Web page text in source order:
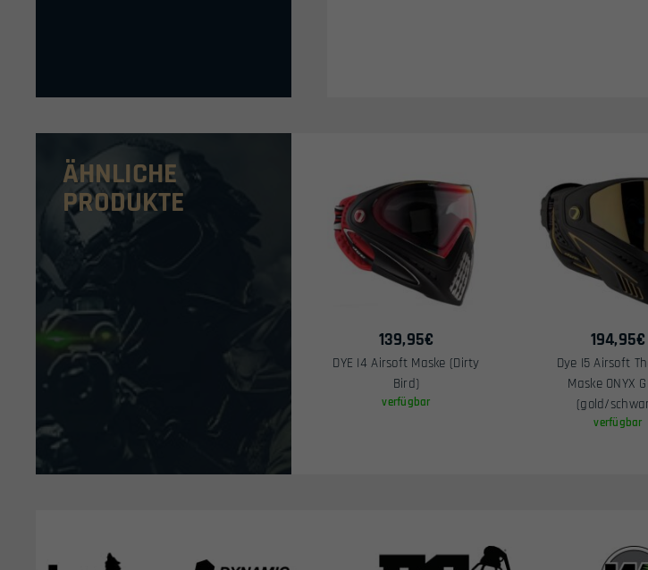
ÄHNLICHE
PRODUKTE
139,95€
DYE I4 Airsoft Maske (Dirty
Bird)
verfügbar
194,95€
Dye I5 Airsoft
Maske ONYX
(gold/
verfügbar